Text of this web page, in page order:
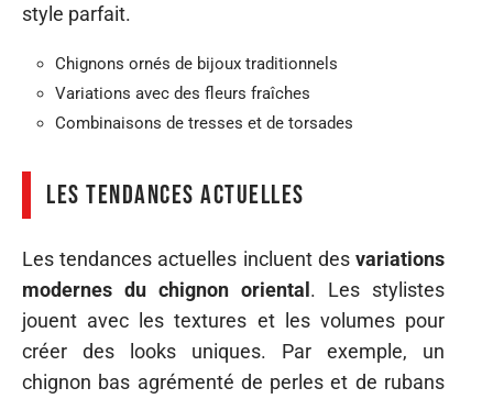
style parfait.
Chignons ornés de bijoux traditionnels
Variations avec des fleurs fraîches
Combinaisons de tresses et de torsades
Les tendances actuelles
Les tendances actuelles incluent des variations
modernes du chignon oriental. Les stylistes
jouent avec les textures et les volumes pour
créer des looks uniques. Par exemple, un
chignon bas agrémenté de perles et de rubans